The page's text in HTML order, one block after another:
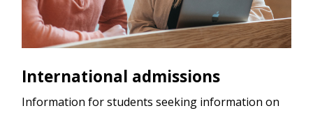
International admissions
Information for students seeking information on